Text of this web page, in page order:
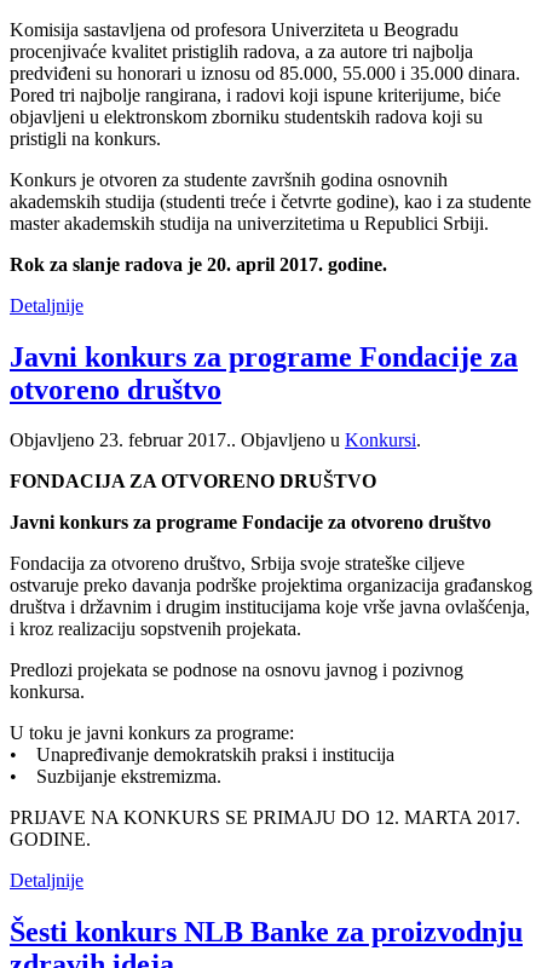
Komisija sastavljena od profesora Univerziteta u Beogradu
procenjivaće kvalitet pristiglih radova, a za autore tri najbolja
predviđeni su honorari u iznosu od 85.000, 55.000 i 35.000 dinara.
Pored tri najbolje rangirana, i radovi koji ispune kriterijume, biće
objavljeni u elektronskom zborniku studentskih radova koji su
pristigli na konkurs.
Konkurs je otvoren za studente završnih godina osnovnih
akademskih studija (studenti treće i četvrte godine), kao i za studente
master akademskih studija na univerzitetima u Republici Srbiji.
Rok za slanje radova je 20. april 2017. godine.
Detaljnije
Javni konkurs za programe Fondacije za
otvoreno društvo
Objavljeno 23. februar 2017.. Objavljeno u Konkursi.
FONDACIJA ZA OTVORENO DRUŠTVO
Javni konkurs za programe Fondacije za otvoreno društvo
Fondacija za otvoreno društvo, Srbija svoje strateške ciljeve
ostvaruje preko davanja podrške projektima organizacija građanskog
društva i državnim i drugim institucijama koje vrše javna ovlašćenja,
i kroz realizaciju sopstvenih projekata.
Predlozi projekata se podnose na osnovu javnog i pozivnog
konkursa.
U toku je javni konkurs za programe:
• Unapređivanje demokratskih praksi i institucija
• Suzbijanje ekstremizma.
PRIJAVE NA KONKURS SE PRIMAJU DO 12. MARTA 2017.
GODINE.
Detaljnije
Šesti konkurs NLB Banke za proizvodnju